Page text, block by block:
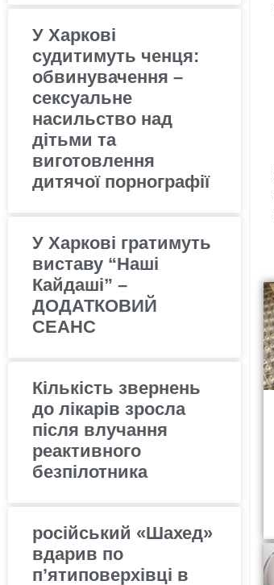
У Харкові
судитимуть ченця:
обвинувачення –
сексуальне
насильство над
дітьми та
виготовлення
дитячої порнографії
У Харкові гратимуть
виставу “Наші
Кайдаші” –
ДОДАТКОВИЙ
СЕАНС
Кількість звернень
до лікарів зросла
після влучання
реактивного
безпілотника
російський «Шахед»
вдарив по
п’ятиповерхівці в